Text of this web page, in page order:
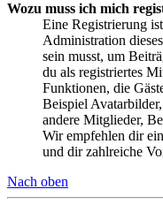
Wozu muss ich mich
Eine Registrierung
Administration
sein musst, um
du als registriertes
Funktionen, die
Beispiel
andere Mitglieder,
Wir empfehlen dir
und dir zahlreiche
Nach oben